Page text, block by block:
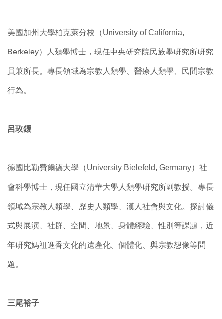
美國加州大學柏克萊分校（University of California,
Berkeley）人類學博士，現任中央研究院民族學研究所研究
員兼所長。專長領域為宗教人類學、醫療人類學、民間宗教
行為。
呂玫鍰
德國比勒費爾德大學（University Bielefeld, Germany）社
會科學博士，現任國立清華大學人類學研究所副教授。專長
領域為宗教人類學、歷史人類學、漢人社會與文化。探討儀
式與展演、社群、空間、地景、身體經驗、性別等課題，近
年研究媽祖進香文化的遺產化、個體化、與宗教想像等問
題。
三尾裕子